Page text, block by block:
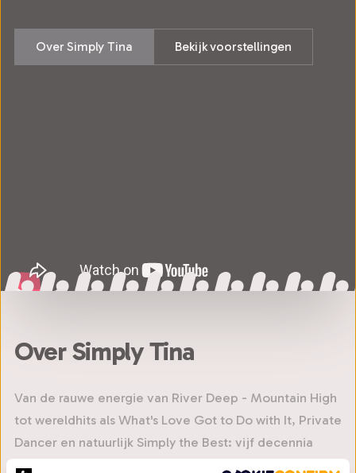
Over Simply Tina Bekijk voorstellingen
Over Simply Tina
Van de rauwe energie van River Deep - Mountain High
tot wereldhits als What's Love Got to Do with It, Private
Dancer en natuurlijk Simply the Best: vijf decennia
muziekgeschiedenis van een vrouw die de rock-'n-roll